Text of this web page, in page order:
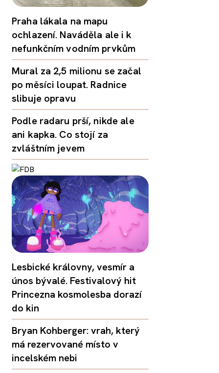
Praha lákala na mapu
ochlazení. Naváděla ale i k
nefunkčním vodním prvkům
Mural za 2,5 milionu se začal
po měsíci loupat. Radnice
slibuje opravu
Podle radaru prší, nikde ale
ani kapka. Co stojí za
zvláštním jevem
Lesbické královny, vesmír a
únos bývalé. Festivalový hit
Princezna kosmolesba dorazí
do kin
Bryan Kohberger: vrah, který
má rezervované místo v
incelském nebi